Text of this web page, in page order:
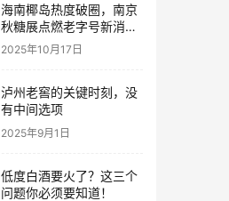
海南椰岛热度破圈，南京
秋糖展点燃老字号新消费
热潮
2025年10月17日
泸州老窖的关键时刻，没
有中间选项
2025年9月1日
低度白酒要火了？这三个
问题你必须要知道！